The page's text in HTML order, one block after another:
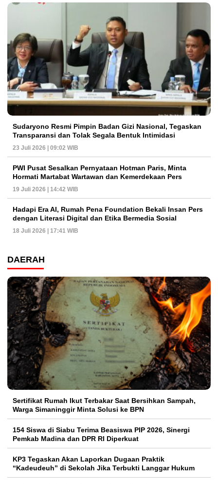
Sudaryono Resmi Pimpin Badan Gizi Nasional, Tegaskan
Transparansi dan Tolak Segala Bentuk Intimidasi
23 Juli 2026 | 09:02 WIB
PWI Pusat Sesalkan Pernyataan Hotman Paris, Minta
Hormati Martabat Wartawan dan Kemerdekaan Pers
19 Juli 2026 | 14:42 WIB
Hadapi Era AI, Rumah Pena Foundation Bekali Insan Pers
dengan Literasi Digital dan Etika Bermedia Sosial
18 Juli 2026 | 17:41 WIB
DAERAH
Sertifikat Rumah Ikut Terbakar Saat Bersihkan Sampah,
Warga Simaninggir Minta Solusi ke BPN
154 Siswa di Siabu Terima Beasiswa PIP 2026, Sinergi
Pemkab Madina dan DPR RI Diperkuat
KP3 Tegaskan Akan Laporkan Dugaan Praktik
“Kadeudeuh” di Sekolah Jika Terbukti Langgar Hukum